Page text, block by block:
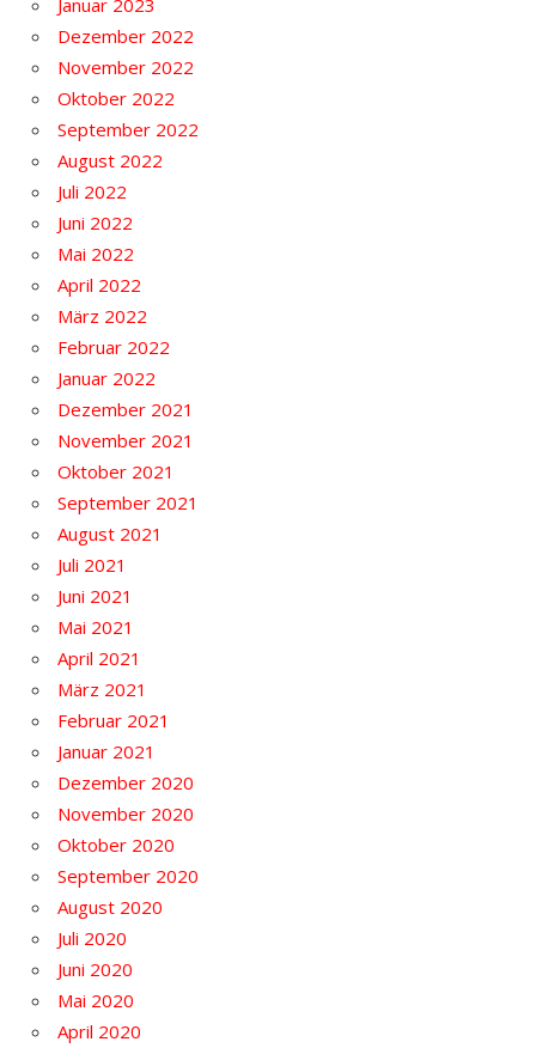
Dezember 2022
November 2022
Oktober 2022
September 2022
August 2022
Juli 2022
Juni 2022
Mai 2022
April 2022
März 2022
Februar 2022
Januar 2022
Dezember 2021
November 2021
Oktober 2021
September 2021
August 2021
Juli 2021
Juni 2021
Mai 2021
April 2021
März 2021
Februar 2021
Januar 2021
Dezember 2020
November 2020
Oktober 2020
September 2020
August 2020
Juli 2020
Juni 2020
Mai 2020
April 2020